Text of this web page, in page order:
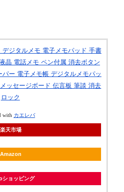
デジタルメモ 電子メモパッド 手書
晶 電話メモ ペン付属 消去ボタン
パー 電子メモ帳 デジタルメモパッ
ッセージボード 伝言板 筆談 消去
ロック
with カエレバ
楽天市場
Amazon
ショッピング